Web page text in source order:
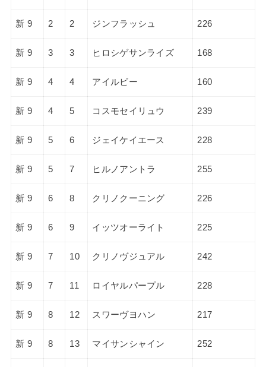
新 9 2 2 ジンフラッシュ 226
新 9 3 3 ヒロシゲサンライズ 168
新 9 4 4 アイルビー 160
新 9 4 5 コスモセイリュウ 239
新 9 5 6 ジェイケイエース 228
新 9 5 7 ヒルノアントラ 255
新 9 6 8 クリノクーニング 226
新 9 6 9 イッツオーライト 225
新 9 7 10 クリノヴジュアル 242
新 9 7 11 ロイヤルパープル 228
新 9 8 12 スワーヴヨハン 217
新 9 8 13 マイサンシャイン 252